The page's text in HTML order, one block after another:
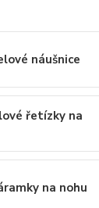
náušnice
řetízky na
na nohu